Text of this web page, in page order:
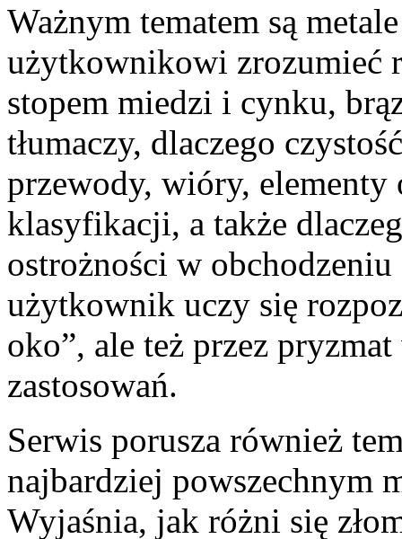
Ważnym tematem są
użytkownikowi zrozumieć
stopem miedzi i cynku,
tłumaczy, dlaczego
przewody, wióry, elementy
klasyfikacji, a także
ostrożności w
użytkownik uczy się
oko”, ale też przez
zastosowań.
Serwis porusza również
najbardziej powszechnym
Wyjaśnia, jak różni się